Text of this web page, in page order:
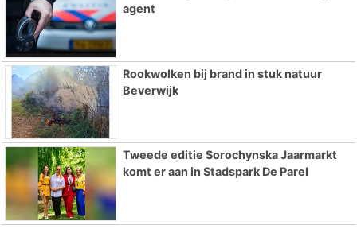
agent
Rookwolken bij brand in stuk natuur
Beverwijk
Tweede editie Sorochynska Jaarmarkt
komt er aan in Stadspark De Parel